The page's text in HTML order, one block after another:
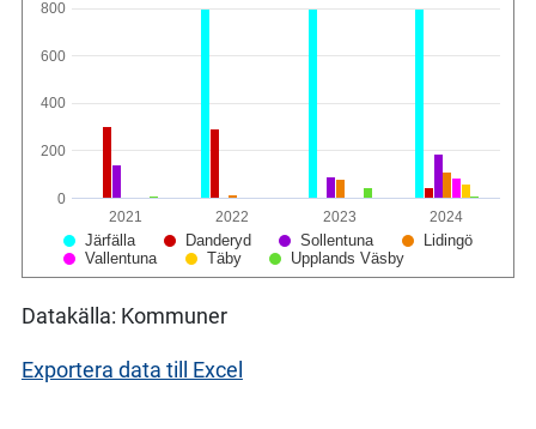
Järfälla Danderyd Sollentuna
Lidingö
Vallentuna
Täby Upplands Väsby
2021 2022 2023 2024
0
200
400
600
800
Datakälla: Kommuner
Exportera data till Excel